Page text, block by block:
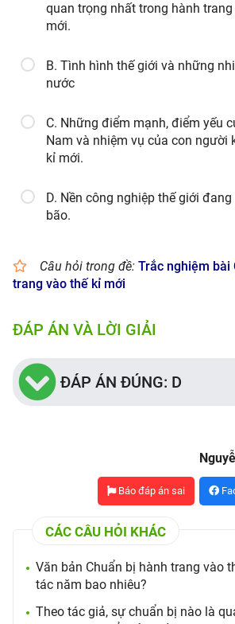
quan trọng nhất trong hành
mới.
B. Tình hình thế giới và những
nước
C. Những điểm mạnh, điểm yếu
Nam và nhiệm vụ của con người
kỉ mới.
D. Nền công nghiệp thế giới
bão.
Câu hỏi trong đề: Trắc nghiệm bài
trang vào thế kỉ mới
ĐÁP ÁN VÀ LỜI GIẢI
ĐÁP ÁN ĐÚNG: D
Báo đáp án sai
CÁC CÂU HỎI KHÁC
Văn bản Chuẩn bị hành trang vào
tác năm bao nhiêu?
Theo tác giả, sự chuẩn bị nào là